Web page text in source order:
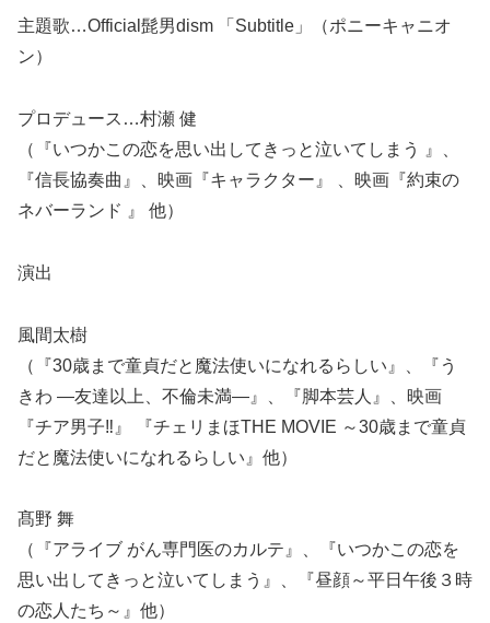
主題歌…Official髭男dism 「Subtitle」（ポニーキャニオ
ン）
プロデュース…村瀬 健
（『いつかこの恋を思い出してきっと泣いてしまう 』、
『信長協奏曲』、映画『キャラクター』 、映画『約束の
ネバーランド 』 他）
演出
風間太樹
（『30歳まで童貞だと魔法使いになれるらしい』、『う
きわ ―友達以上、不倫未満―』、『脚本芸人』、映画
『チア男子‼︎』 『チェリまほTHE MOVIE ～30歳まで童貞
だと魔法使いになれるらしい』他）
髙野 舞
（『アライブ がん専門医のカルテ』、『いつかこの恋を
思い出してきっと泣いてしまう』、『昼顔～平日午後３時
の恋人たち～』他）